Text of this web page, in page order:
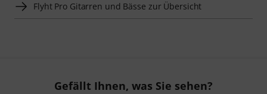
Flyht Pro Gitarren und Bässe zur Übersicht
Gefällt Ihnen, was Sie sehen?